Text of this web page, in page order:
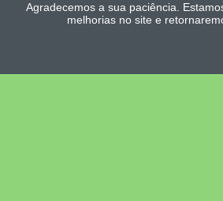
Agradecemos a sua paciência.
melhorias no site e